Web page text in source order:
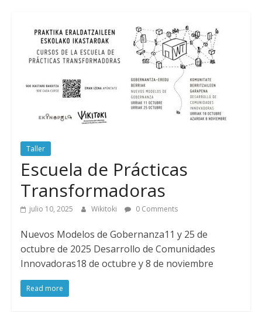
Taller
Escuela de Prácticas
Transformadoras
julio 10, 2025 Wikitoki 0 Comments
Nuevos Modelos de Gobernanza11 y 25 de
octubre de 2025 Desarrollo de Comunidades
Innovadoras18 de octubre y 8 de noviembre
Read more